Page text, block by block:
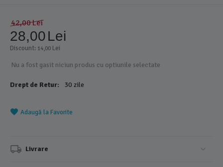
42,00Lei
28,00Lei
Discount: 14,00 Lei
Nu a fost gasit niciun produs cu optiunile selectate
Drept de Retur: 30 zile
Adaugă la Favorite
Livrare